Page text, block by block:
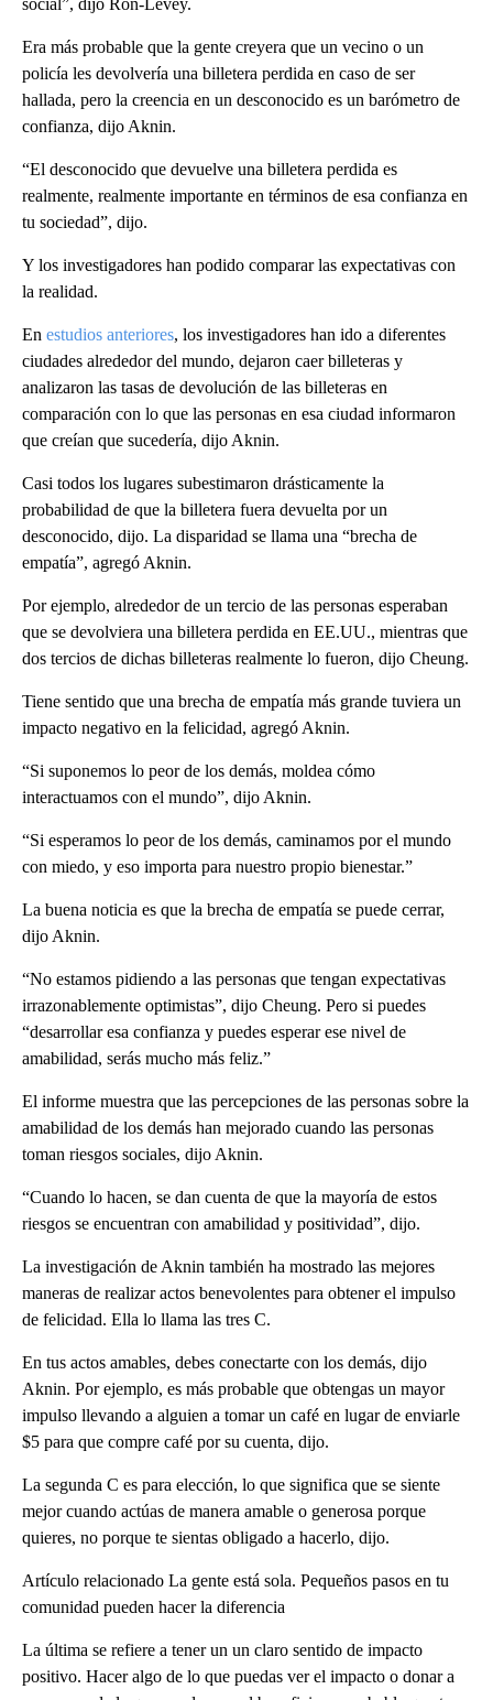
Era más probable que la gente creyera que un vecino o un
policía les devolvería una billetera perdida en caso de ser
hallada, pero la creencia en un desconocido es un barómetro de
confianza, dijo Aknin.
“El desconocido que devuelve una billetera perdida es
realmente, realmente importante en términos de esa confianza en
tu sociedad”, dijo.
Y los investigadores han podido comparar las expectativas con
la realidad.
En estudios anteriores, los investigadores han ido a diferentes
ciudades alrededor del mundo, dejaron caer billeteras y
analizaron las tasas de devolución de las billeteras en
comparación con lo que las personas en esa ciudad informaron
que creían que sucedería, dijo Aknin.
Casi todos los lugares subestimaron drásticamente la
probabilidad de que la billetera fuera devuelta por un
desconocido, dijo. La disparidad se llama una “brecha de
empatía”, agregó Aknin.
Por ejemplo, alrededor de un tercio de las personas esperaban
que se devolviera una billetera perdida en EE.UU., mientras que
dos tercios de dichas billeteras realmente lo fueron, dijo Cheung.
Tiene sentido que una brecha de empatía más grande tuviera un
impacto negativo en la felicidad, agregó Aknin.
“Si suponemos lo peor de los demás, moldea cómo
interactuamos con el mundo”, dijo Aknin.
“Si esperamos lo peor de los demás, caminamos por el mundo
con miedo, y eso importa para nuestro propio bienestar.”
La buena noticia es que la brecha de empatía se puede cerrar,
dijo Aknin.
“No estamos pidiendo a las personas que tengan expectativas
irrazonablemente optimistas”, dijo Cheung. Pero si puedes
“desarrollar esa confianza y puedes esperar ese nivel de
amabilidad, serás mucho más feliz.”
El informe muestra que las percepciones de las personas sobre la
amabilidad de los demás han mejorado cuando las personas
toman riesgos sociales, dijo Aknin.
“Cuando lo hacen, se dan cuenta de que la mayoría de estos
riesgos se encuentran con amabilidad y positividad”, dijo.
La investigación de Aknin también ha mostrado las mejores
maneras de realizar actos benevolentes para obtener el impulso
de felicidad. Ella lo llama las tres C.
En tus actos amables, debes conectarte con los demás, dijo
Aknin. Por ejemplo, es más probable que obtengas un mayor
impulso llevando a alguien a tomar un café en lugar de enviarle
$5 para que compre café por su cuenta, dijo.
La segunda C es para elección, lo que significa que se siente
mejor cuando actúas de manera amable o generosa porque
quieres, no porque te sientas obligado a hacerlo, dijo.
Artículo relacionado La gente está sola. Pequeños pasos en tu
comunidad pueden hacer la diferencia
La última se refiere a tener un un claro sentido de impacto
positivo. Hacer algo de lo que puedas ver el impacto o donar a